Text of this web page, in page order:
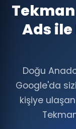
Ads
Doğu
Google'da
kişiye